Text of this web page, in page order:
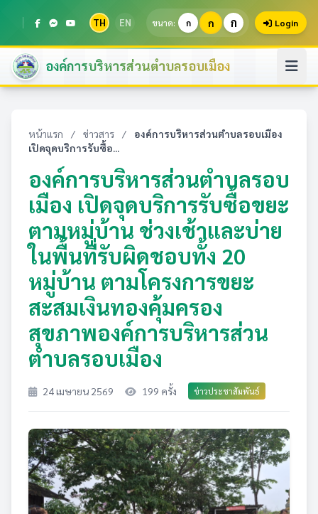
TH EN ขนาด: ก ก ก Login
องค์การบริหารส่วนตำบลรอบเมือง
หน้าแรก / ข่าวสาร /
องค์การบริหารส่วนตำบลรอบเมือง
เปิดจุดบริการรับซื้อ...
องค์การบริหารส่วนตำบลรอบ
เมือง เปิดจุดบริการรับซื้อขยะ
ตามหมู่บ้าน ช่วงเช้าและบ่าย
ในพื้นที่รับผิดชอบทั้ง 20
หมู่บ้าน ตามโครงการขยะ
สะสมเงินทองคุ้มครอง
สุขภาพองค์การบริหารส่วน
ตำบลรอบเมือง
24 เมษายน 2569 199 ครั้ง ข่าวประชาสัมพันธ์